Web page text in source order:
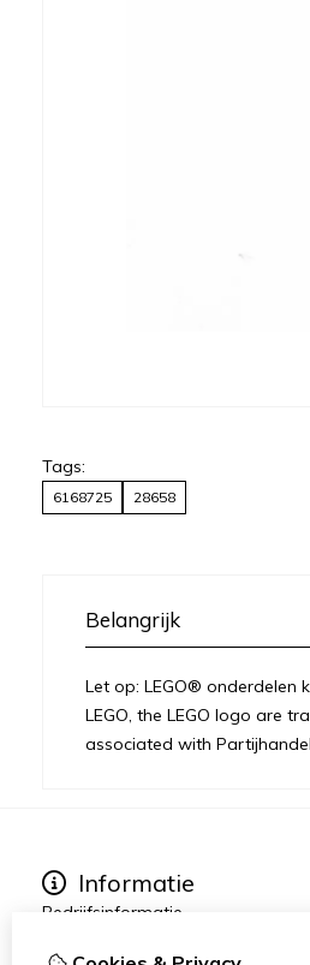
Tags:
6168725 28658
Belangrijk
Let op: LEGO® onderdelen
LEGO, the LEGO logo are
associated with
Informatie
Bedrijfsinformatie